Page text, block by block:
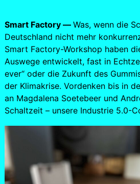
Smart Factory — Was, wenn die
Deutschland nicht mehr
Smart Factory-Workshop haben
Auswege entwickelt, fast in
ever“ oder die Zukunft des
der Klimakrise. Vordenken bis in
an Magdalena Soetebeer und
Schaltzeit – unsere Industrie 5.0-